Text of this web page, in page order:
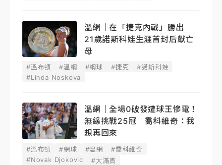
溫網｜在「捷克內戰」勝出
21歲諾斯科娃生涯首封后獻亡
母
#溫布頓 #溫網 #網球 #捷克
#諾斯科娃
#Linda Noskova
溫網｜全場0破發遭球王慘電！
無緣挑戰25冠 喬科維奇：我
想再回來
#溫布頓 #網球 #溫網
#喬科維奇
#Novak Djokovic
#大滿貫